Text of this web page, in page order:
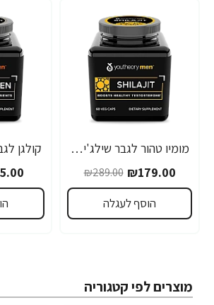
-38%
מומיו טהור לגבר שילג'יט 60 כמוסות - מבית Youtheory
₪179.00
₪289.00
הוסף לעגלה
-23%
מוצרים לפי קטגוריה